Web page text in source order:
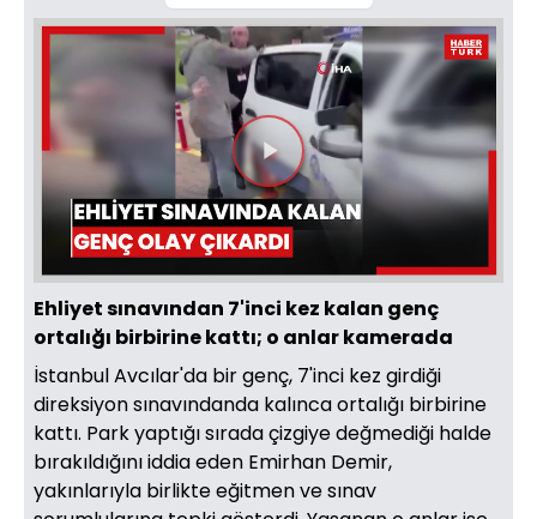
Videoyu
Oynat
Ehliyet sınavından 7'inci kez kalan genç
ortalığı birbirine kattı; o anlar kamerada
İstanbul Avcılar'da bir genç, 7'inci kez girdiği
direksiyon sınavındanda kalınca ortalığı birbirine
kattı. Park yaptığı sırada çizgiye değmediği halde
bırakıldığını iddia eden Emirhan Demir,
yakınlarıyla birlikte eğitmen ve sınav